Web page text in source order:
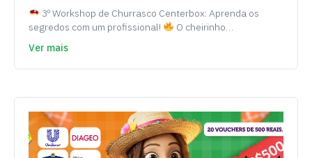
3º Workshop de Churrasco Centerbox: Aprenda os
segredos com um profissional!
O cheirinho…
Ver mais